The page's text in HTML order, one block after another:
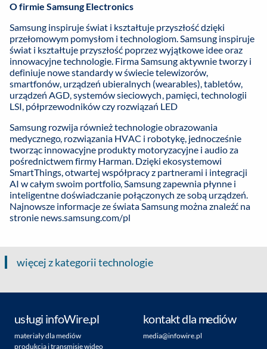
O firmie Samsung Electronics
Samsung inspiruje świat i kształtuje przyszłość dzięki
przełomowym pomysłom i technologiom. Samsung inspiruje
świat i kształtuje przyszłość poprzez wyjątkowe idee oraz
innowacyjne technologie. Firma Samsung aktywnie tworzy i
definiuje nowe standardy w świecie telewizorów,
smartfonów, urządzeń ubieralnych (wearables), tabletów,
urządzeń AGD, systemów sieciowych, pamięci, technologii
LSI, półprzewodników czy rozwiązań LED
Samsung rozwija również technologie obrazowania
medycznego, rozwiązania HVAC i robotykę, jednocześnie
tworząc innowacyjne produkty motoryzacyjne i audio za
pośrednictwem firmy Harman. Dzięki ekosystemowi
SmartThings, otwartej współpracy z partnerami i integracji
AI w całym swoim portfolio, Samsung zapewnia płynne i
inteligentne doświadczanie połączonych ze sobą urządzeń.
Najnowsze informacje ze świata Samsung można znaleźć na
stronie news.samsung.com/pl
więcej z kategorii technologie
usługi infoWire.pl
materiały dla mediów
produkcja i transmisje wideo
kontakt dla mediów
media@infowire.pl